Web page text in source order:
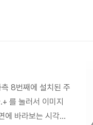
8번째에 설치된 주
를 눌러서 이미지
에 바라보는 시각으